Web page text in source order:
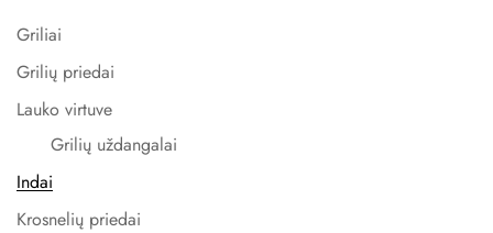
Griliai
Grilių priedai
Lauko virtuve
Grilių uždangalai
Indai
Krosnelių priedai